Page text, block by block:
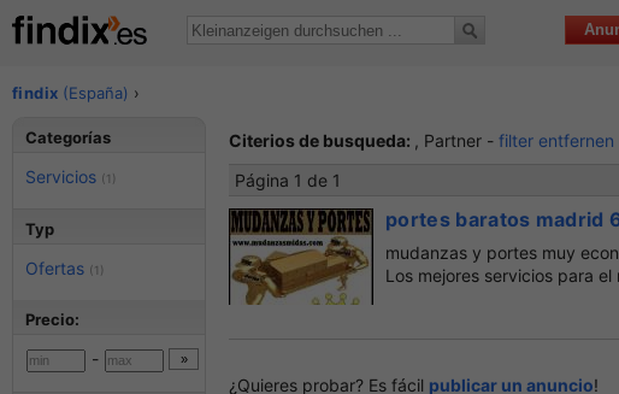
findix (España) ›
Citerios de busqueda: , Partner - filter entfernen
Página 1 de 1
portes baratos madrid
mudanzas y portes muy
Los mejores servicios para
¿Quieres probar? Es fácil publicar un anuncio!
Categorías
Servicios (1)
Typ
Ofertas (1)
Precio:
-